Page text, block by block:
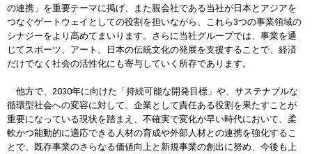
の連携」を重要テーマに掲げ、また親会社である当社が日本とアジアを
つなぐゲートウェイとしての役割を担いながら、これら3つの事業領域の
シナジーをより高めてまいります。さらに当社グループでは、事業を通
じてスポーツ、アート、日本の伝統文化の発展を支援することで、経済
だけでなく社会の活性化にも寄与していく所存であります。
他方で、2030年に向けた「持続可能な開発目標」や、サステナブルな
循環型社会への変容に対して、企業として責任ある役割を果たすことが
重要になっている現状を踏まえ、不確実で変化が早い時代において、柔
軟かつ能動的に適応できる人材の育成や外部人材との連携を強化するこ
とで、既存事業のさらなる価値向上と新規事業の創出に努め、今後も上